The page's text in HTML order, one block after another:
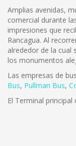
Amplias avenidas,
comercial durante
impresiones que
Rancagua. Al
alrededor de la cual
los monumentos
Las empresas de
Bus, Pullman Bus,
El Terminal principal